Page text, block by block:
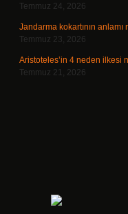
Temmuz 24, 2026
Jandarma kokartının anlamı
Temmuz 23, 2026
Aristoteles’in 4 neden ilkesi
Temmuz 21, 2026